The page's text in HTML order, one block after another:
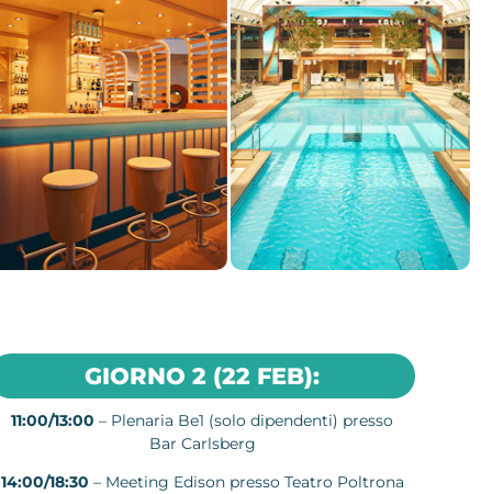
GIORNO 2 (22 FEB):
11:00/13:00 – Plenaria Be1 (solo dipendenti) presso
Bar Carlsberg
14:00/18:30 – Meeting Edison presso Teatro Poltrona